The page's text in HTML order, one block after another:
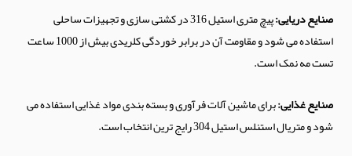
صنایع دریایی:
پیچ متری استیل 316 در کشتی سازی و تجهیزات ساحلی
استفاده می شود و مقاومت آن در برابر خوردگی کلریدی بیش از 1000 ساعت
تست مه نمک است.
صنایع غذایی:برای ماشین آلات فرآوری و بسته بندی مواد غذایی استفاده می
شود و متریال استنلس استیل 304 رایج ترین انتخاب است.